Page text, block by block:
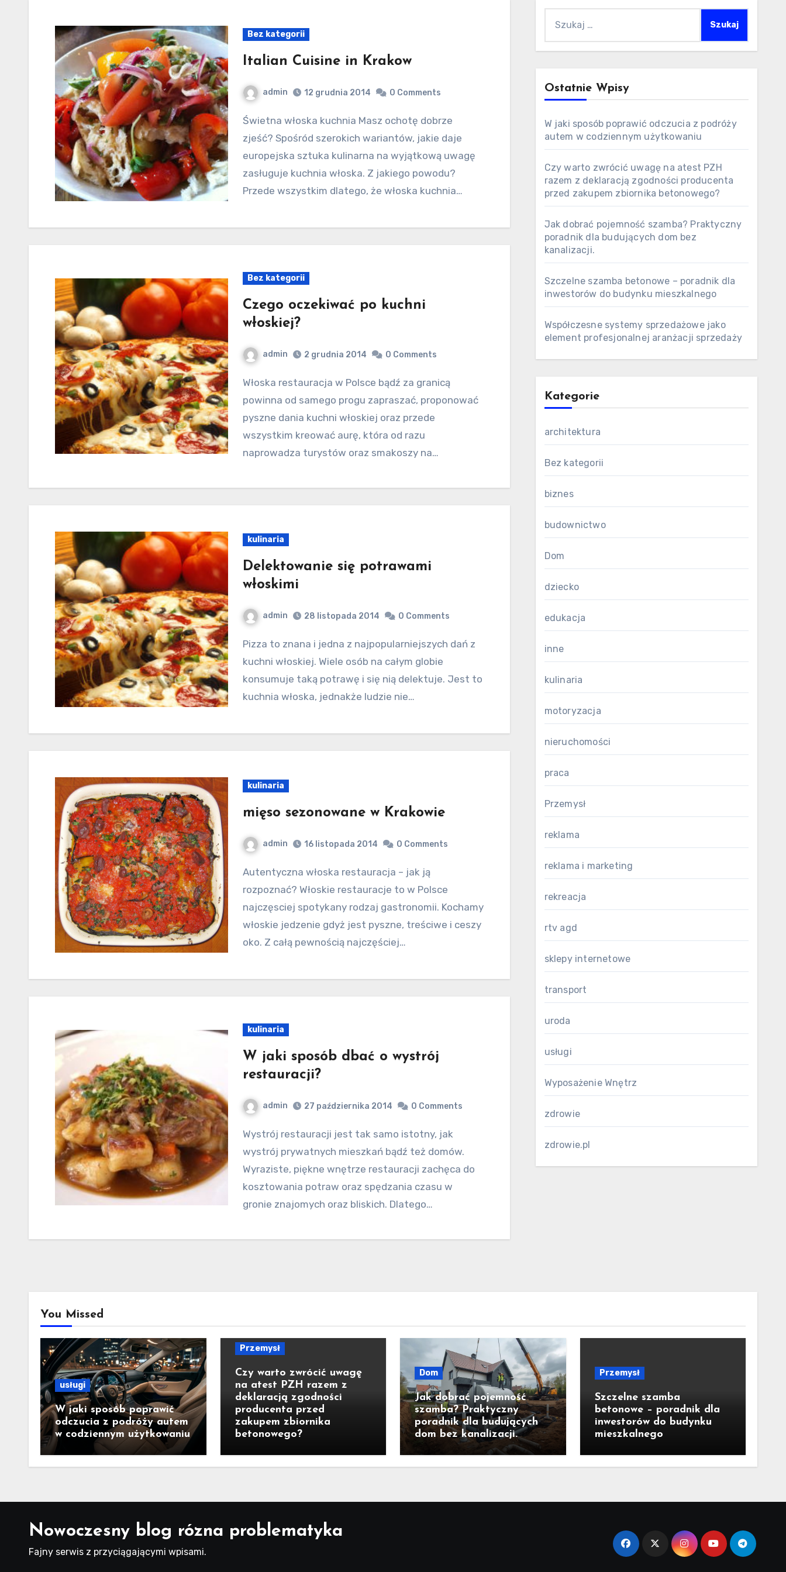
Bez kategorii
Italian Cuisine in Krakow
admin 12 grudnia 2014 0 Comments
Świetna włoska kuchnia Masz ochotę dobrze
zjeść? Spośród szerokich wariantów, jakie daje
europejska sztuka kulinarna na wyjątkową uwagę
zasługuje kuchnia włoska. Z jakiego powodu?
Przede wszystkim dlatego, że włoska kuchnia…
Bez kategorii
Czego oczekiwać po kuchni
włoskiej?
admin 2 grudnia 2014 0 Comments
Włoska restauracja w Polsce bądź za granicą
powinna od samego progu zapraszać, proponować
pyszne dania kuchni włoskiej oraz przede
wszystkim kreować aurę, która od razu
naprowadza turystów oraz smakoszy na…
kulinaria
Delektowanie się potrawami
włoskimi
admin 28 listopada 2014 0 Comments
Pizza to znana i jedna z najpopularniejszych dań z
kuchni włoskiej. Wiele osób na całym globie
konsumuje taką potrawę i się nią delektuje. Jest to
kuchnia włoska, jednakże ludzie nie…
kulinaria
mięso sezonowane w Krakowie
admin 16 listopada 2014 0 Comments
Autentyczna włoska restauracja – jak ją
rozpoznać? Włoskie restauracje to w Polsce
najczęsciej spotykany rodzaj gastronomii. Kochamy
włoskie jedzenie gdyż jest pyszne, treściwe i ceszy
oko. Z całą pewnością najczęściej…
kulinaria
W jaki sposób dbać o wystrój
restauracji?
admin 27 października 2014 0 Comments
Wystrój restauracji jest tak samo istotny, jak
wystrój prywatnych mieszkań bądź też domów.
Wyraziste, piękne wnętrze restauracji zachęca do
kosztowania potraw oraz spędzania czasu w
gronie znajomych oraz bliskich. Dlatego…
Ostatnie Wpisy
W jaki sposób poprawić odczucia z podróży
autem w codziennym użytkowaniu
Czy warto zwrócić uwagę na atest PZH
razem z deklaracją zgodności producenta
przed zakupem zbiornika betonowego?
Jak dobrać pojemność szamba? Praktyczny
poradnik dla budujących dom bez
kanalizacji.
Szczelne szamba betonowe – poradnik dla
inwestorów do budynku mieszkalnego
Współczesne systemy sprzedażowe jako
element profesjonalnej aranżacji sprzedaży
Kategorie
architektura
Bez kategorii
biznes
budownictwo
Dom
dziecko
edukacja
inne
kulinaria
motoryzacja
nieruchomości
praca
Przemysł
reklama
reklama i marketing
rekreacja
rtv agd
sklepy internetowe
transport
uroda
usługi
Wyposażenie Wnętrz
zdrowie
zdrowie.pl
You Missed
usługi
W jaki sposób poprawić
odczucia z podróży autem
w codziennym użytkowaniu
Przemysł
Czy warto zwrócić uwagę
na atest PZH razem z
deklaracją zgodności
producenta przed
zakupem zbiornika
betonowego?
Dom
Jak dobrać pojemność
szamba? Praktyczny
poradnik dla budujących
dom bez kanalizacji.
Przemysł
Szczelne szamba
betonowe – poradnik dla
inwestorów do budynku
mieszkalnego
Nowoczesny blog rózna problematyka
Fajny serwis z przyciągającymi wpisami.